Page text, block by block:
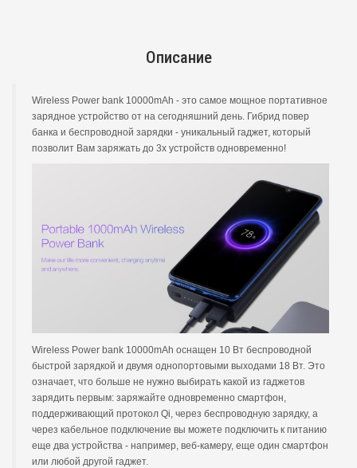
Описание
Wireless Power bank 10000mAh - это самое мощное портативное
зарядное устройство от на сегодняшний день. Гибрид повер
банка и беспроводной зарядки - уникальный гаджет, который
позволит Вам заряжать до 3х устройств одновременно!
Wireless Power bank 10000mAh оснащен 10 Вт беспроводной
быстрой зарядкой и двумя однопортовыми выходами 18 Вт. Это
означает, что больше не нужно выбирать какой из гаджетов
зарядить первым: заряжайте одновременно смартфон,
поддерживающий протокол Qi, через беспроводную зарядку, а
через кабельное подключение вы можете подключить к питанию
еще два устройства - например, веб-камеру, еще один смартфон
или любой другой гаджет.